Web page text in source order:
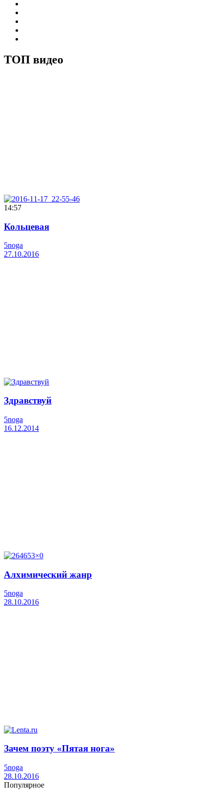
ТОП видео
14:57
Кольцевая
5noga
27.10.2016
Здравствуй
5noga
16.12.2014
Алхимический жанр
5noga
28.10.2016
Зачем поэту «Пятая нога»
5noga
28.10.2016
Популярное